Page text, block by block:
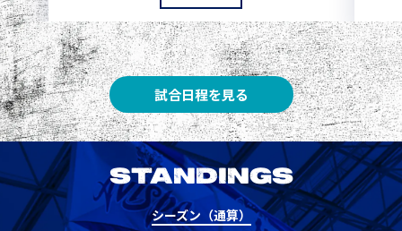
試合日程を見る
STANDINGS
シーズン（通算）
5
8 清水 3 1 0 0 1
8 神戸 3 1 0 1
10 東京Ｖ 1 0 1 0 0
10 川崎Ｆ 1 0 1 0
12 浦和 0 0 0 1 -1